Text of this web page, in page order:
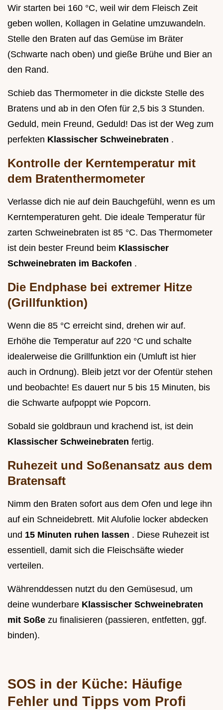
Wir starten bei 160 °C, weil wir dem Fleisch Zeit
geben wollen, Kollagen in Gelatine umzuwandeln.
Stelle den Braten auf das Gemüse im Bräter
(Schwarte nach oben) und gieße Brühe und Bier an
den Rand.
Schieb das Thermometer in die dickste Stelle des
Bratens und ab in den Ofen für 2,5 bis 3 Stunden.
Geduld, mein Freund, Geduld! Das ist der Weg zum
perfekten Klassischer Schweinebraten .
Kontrolle der Kerntemperatur mit
dem Bratenthermometer
Verlasse dich nie auf dein Bauchgefühl, wenn es um
Kerntemperaturen geht. Die ideale Temperatur für
zarten Schweinebraten ist 85 °C. Das Thermometer
ist dein bester Freund beim Klassischer
Schweinebraten im Backofen .
Die Endphase bei extremer Hitze
(Grillfunktion)
Wenn die 85 °C erreicht sind, drehen wir auf.
Erhöhe die Temperatur auf 220 °C und schalte
idealerweise die Grillfunktion ein (Umluft ist hier
auch in Ordnung). Bleib jetzt vor der Ofentür stehen
und beobachte! Es dauert nur 5 bis 15 Minuten, bis
die Schwarte aufpoppt wie Popcorn.
Sobald sie goldbraun und krachend ist, ist dein
Klassischer Schweinebraten fertig.
Ruhezeit und Soßenansatz aus dem
Bratensaft
Nimm den Braten sofort aus dem Ofen und lege ihn
auf ein Schneidebrett. Mit Alufolie locker abdecken
und 15 Minuten ruhen lassen . Diese Ruhezeit ist
essentiell, damit sich die Fleischsäfte wieder
verteilen.
Währenddessen nutzt du den Gemüsesud, um
deine wunderbare Klassischer Schweinebraten
mit Soße zu finalisieren (passieren, entfetten, ggf.
binden).
SOS in der Küche: Häufige
Fehler und Tipps vom Profi